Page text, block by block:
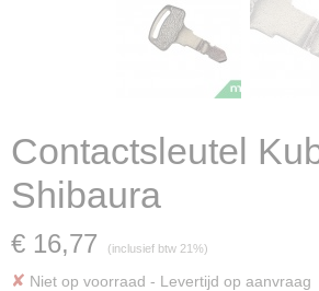
Contactsleutel
Shibaura
€ 16,77 (inclusief btw 21%)
✘ Niet op voorraad - Levertijd op aanvraag